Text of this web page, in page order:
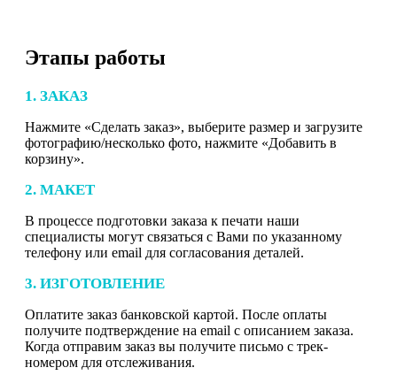
Этапы работы
1. ЗАКАЗ
Нажмите «Сделать заказ», выберите размер и загрузите
фотографию/несколько фото, нажмите «Добавить в
корзину».
2. МАКЕТ
В процессе подготовки заказа к печати наши
специалисты могут связаться с Вами по указанному
телефону или email для согласования деталей.
3. ИЗГОТОВЛЕНИЕ
Оплатите заказ банковской картой. После оплаты
получите подтверждение на email с описанием заказа.
Когда отправим заказ вы получите письмо с трек-
номером для отслеживания.